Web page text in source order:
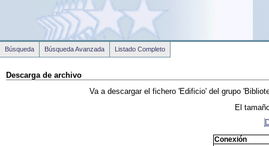
Descarga de archivo
Va a descargar el fichero 'Edificio'del grupo
El
Conexión
Búsqueda Búsqueda Avanzada Listado Completo